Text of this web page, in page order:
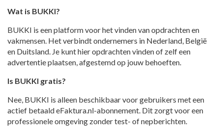
Wat is BUKKI?
BUKKI is een platform voor het vinden van opdrachten en
vakmensen. Het verbindt ondernemers in Nederland, België
en Duitsland. Je kunt hier opdrachten vinden of zelf een
advertentie plaatsen, afgestemd op jouw behoeften.
Is BUKKI gratis?
Nee, BUKKI is alleen beschikbaar voor gebruikers met een
actief betaald eFaktura.nl-abonnement. Dit zorgt voor een
professionele omgeving zonder test- of nepberichten.